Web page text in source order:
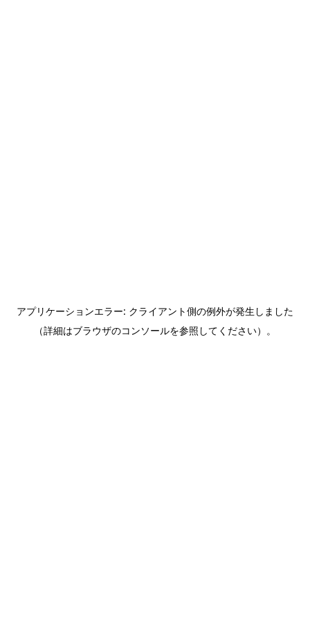
アプリケーションエラー: クライアント側の例外が発生しました
（詳細はブラウザのコンソールを参照してください）。